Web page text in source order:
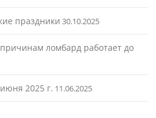
праздники 30.10.2025
ломбард работает до
2025 г. 11.06.2025